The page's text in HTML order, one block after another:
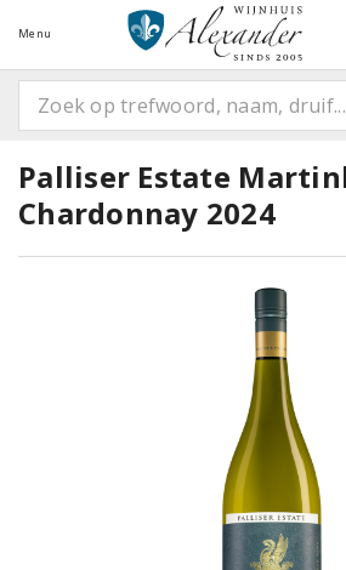
Menu
Palliser Estate
Chardonnay 2024